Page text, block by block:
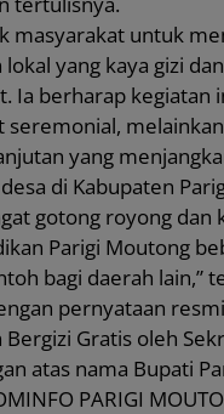
masyarakat untuk
yang kaya gizi
Ia berharap kegiatan
seremonial,
yang
di Kabupaten
gotong royong dan
Parigi Moutong
bagi daerah lain,”
pernyataan
Gratis oleh
atas nama Bupati
PARIGI